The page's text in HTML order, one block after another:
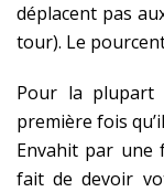
déplacent pas
tour). Le
Pour la plupart
première fois
Envahit par une
fait de devoir